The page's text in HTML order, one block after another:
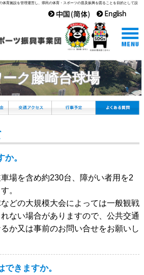
体育施設を管理運営し、県民の体育・スポーツの普及振興を図ることを目的として設
ク藤崎台球場
。
場を含め約230台、障がい者用を2
。
どの大規模大会によっては一般観戦
ない場合がありますので、公共交通
か又は事前のお問い合せをお願いし
きますか。